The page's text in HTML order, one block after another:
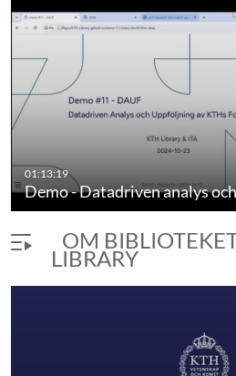
01:13:19
Demo - Datadriven analys
OM
LIBRARY